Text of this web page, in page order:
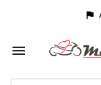
assistant_photo
